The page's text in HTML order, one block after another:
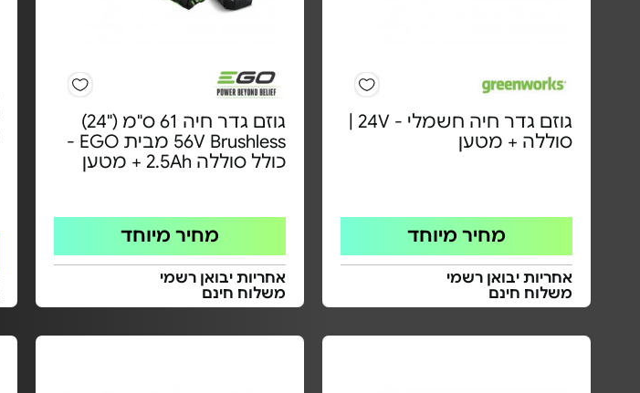
גוזם גדר חיה חשמלי - 24V |
סוללה + מטען
מחיר מיוחד
אחריות יבואן רשמי
משלוח חינם
גוזם גדר חיה 61 ס"מ ("24)
56V Brushless מבית EGO -
כולל סוללה 2.5Ah + מטען
מחיר מיוחד
אחריות יבואן רשמי
משלוח חינם